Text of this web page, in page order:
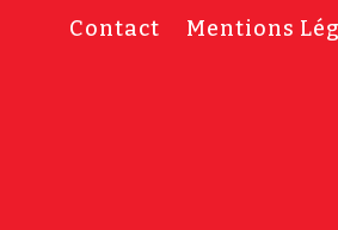
Contact Mentions